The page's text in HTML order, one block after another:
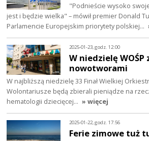
"Podnieście wysoko
jest i będzie wielka" – mówił premier Donald
Parlamencie Europejskim priorytety polskiej…
2025-01-23, godz. 12:00
W niedzielę
nowotworami
W najbliższą niedzielę 33 Finał Wielkiej
Wolontariusze będą zbierali pieniądze na
hematologii dziecięcej… » więcej
2025-01-22, godz. 17:56
Ferie zimowe tuż